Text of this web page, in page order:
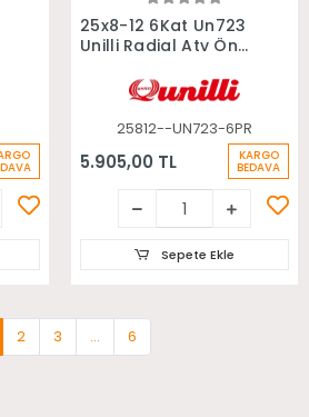
Sepete Ekle
25x8-12 6Kat Un723
Unilli Radial Atv Ön
25812--UN723-6PR
5.905,00 TL KARGO
BEDAVA
Sepete Ekle
2 3 ... 6